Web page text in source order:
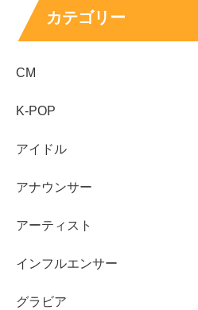
所属はトップコート
からの代表作がさらに増えてい
カテゴリー
CM
K-POP
アイドル
アナウンサー
アーティスト
インフルエンサー
グラビア